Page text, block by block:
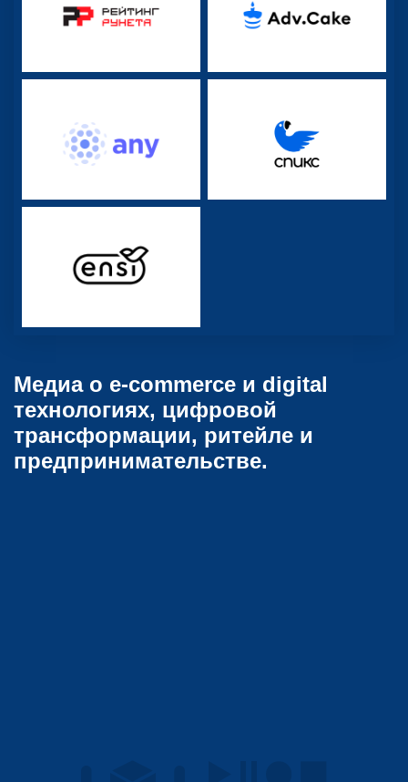
Медиа о e-commerce и digital
технологиях, цифровой
трансформации, ритейле и
предпринимательстве.